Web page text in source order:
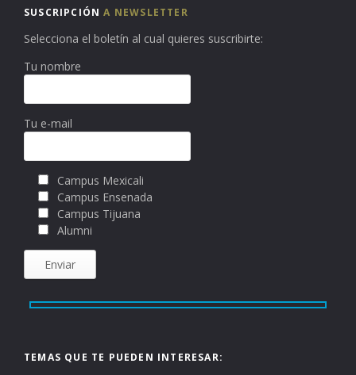
SUSCRIPCIÓNA NEWSLETTER
Selecciona el boletín al cual quieres suscribirte:
Tu nombre
Tu e-mail
Campus Mexicali
Campus Ensenada
Campus Tijuana
Alumni
TEMAS QUE TE PUEDEN INTERESAR: